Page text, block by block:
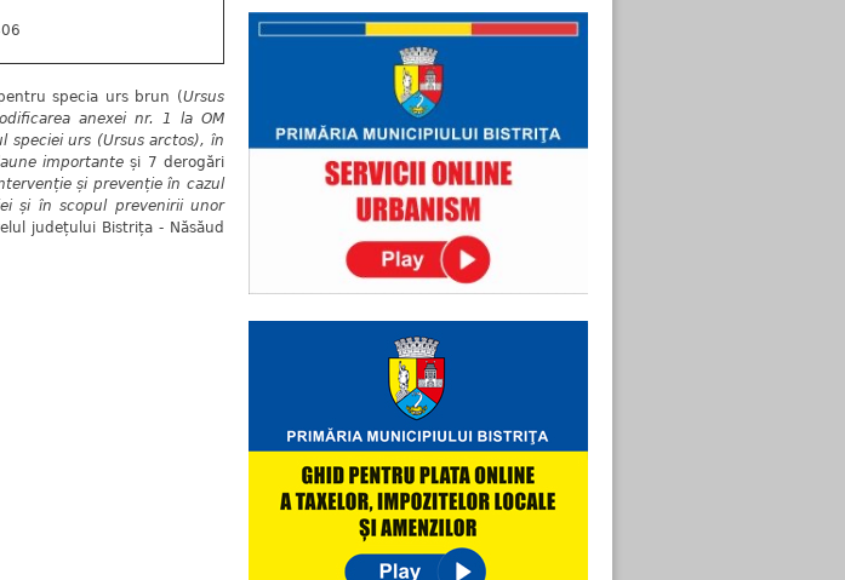
specia urs brun (Ursus
anexei nr. 1 la OM
speciei urs (Ursus arctos), în
importanteși 7 derogări
și prevenție în cazul
și în scopul prevenirii unor
județului Bistrița - Năsăud